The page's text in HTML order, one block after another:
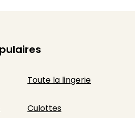
Toute la lingerie
Culottes